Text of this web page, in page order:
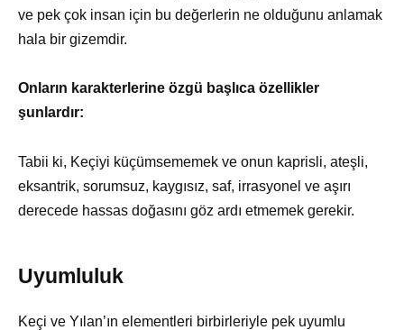
ve pek çok insan için bu değerlerin ne olduğunu anlamak
hala bir gizemdir.
Onların karakterlerine özgü başlıca özellikler
şunlardır:
Tabii ki, Keçiyi küçümsememek ve onun kaprisli, ateşli,
eksantrik, sorumsuz, kaygısız, saf, irrasyonel ve aşırı
derecede hassas doğasını göz ardı etmemek gerekir.
Uyumluluk
Keçi ve Yılan’ın elementleri birbirleriyle pek uyumlu